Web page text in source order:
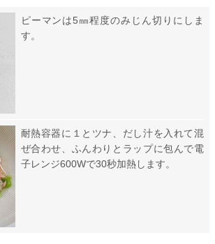
ピーマンは5㎜程度のみじん切りにしま
す。
耐熱容器に１とツナ、だし汁を入れて混
ぜ合わせ、ふんわりとラップに包んで電
子レンジ600Wで30秒加熱します。